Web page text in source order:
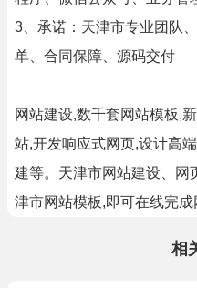
3、承诺：天津市专业团队
单、合同保障、源码交付
网站建设,数千套网站模板,
站,开发响应式网页,设计高
建等。天津市网站建设、网
津市网站模板,即可在线完成
相